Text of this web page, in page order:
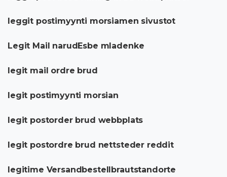
leggit postimyynti morsiamen sivustot
Legit Mail narudЕѕbe mladenke
legit mail ordre brud
legit postimyynti morsian
legit postorder brud webbplats
legit postordre brud nettsteder reddit
legitime Versandbestellbrautstandorte